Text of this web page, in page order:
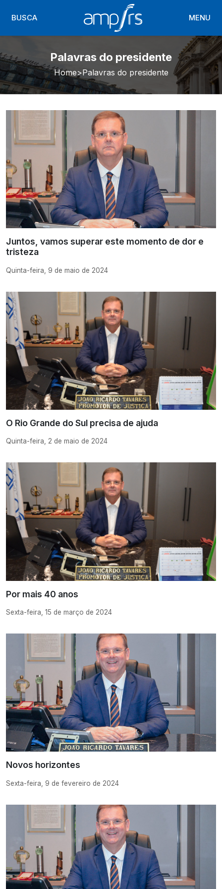
BUSCA MENU
Palavras do presidente
Home Palavras do presidente
Juntos, vamos superar este momento de dor e
tristeza
Quinta-feira, 9 de maio de 2024
O Rio Grande do Sul precisa de ajuda
Quinta-feira, 2 de maio de 2024
Por mais 40 anos
Sexta-feira, 15 de março de 2024
Novos horizontes
Sexta-feira, 9 de fevereiro de 2024